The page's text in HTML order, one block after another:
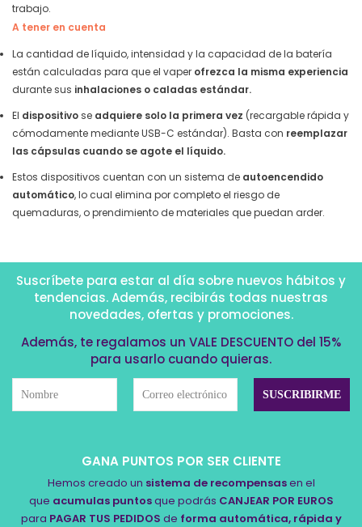
trabajo.
A tener en cuenta
La cantidad de líquido, intensidad y la capacidad de la batería
están calculadas para que el vaper ofrezca la misma experiencia
durante sus inhalaciones o caladas estándar.
El dispositivose adquiere solo la primera vez (recargable rápida y
cómodamente mediante USB-C estándar). Basta con reemplazar
las cápsulas cuando se agote el líquido.
Estos dispositivos cuentan con un sistema de autoencendido
automático, lo cual elimina por completo el riesgo de
quemaduras, o prendimiento de materiales que puedan arder.
Suscríbete para estar al día sobre nuevos hábitos y
tendencias. Además, recibirás todas nuestras
novedades, ofertas y promociones.
Además, te regalamos un VALE DESCUENTO del 15%
para usarlo cuando quieras.
GANA PUNTOS POR SER CLIENTE
Hemos creado un sistema de recompensasen el
que acumulas puntosque podrás CANJEAR POR EUROS
para PAGAR TUS PEDIDOS de forma automática, rápida y